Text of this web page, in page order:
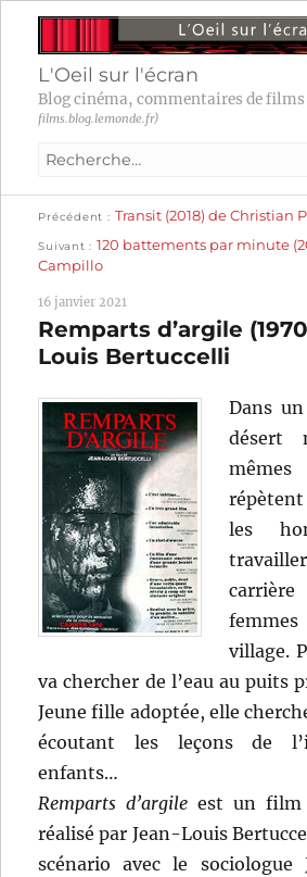
L'Oeil sur l'écran
Blog cinéma, commentaires de films
films.blog.lemonde.fr)
Recherche
:
Navigation
de
l’article
Précédent
précédente :
Transit (2018) de Christian
Suivant
suivante :
120 battements par minute
Campillo
16 janvier 2021
Remparts d’argile
Louis Bertuccelli
Dans
désert
les
village.
va chercher de l’eau au puits
Jeune fille adoptée, elle
écoutant les leçons de
enfants…
Remparts d’argile est un film
réalisé par Jean-Louis
scénario avec le sociologue